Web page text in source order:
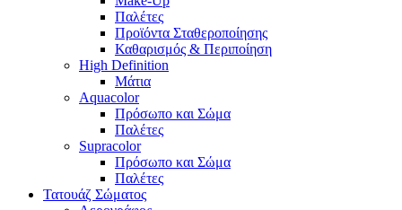
Παλέτες
Προϊόντα Σταθεροποίησης
Καθαρισμός & Περιποίηση
High Definition
Μάτια
Aquacolor
Πρόσωπο και Σώμα
Παλέτες
Supracolor
Πρόσωπο και Σώμα
Παλέτες
Τατουάζ Σώματος